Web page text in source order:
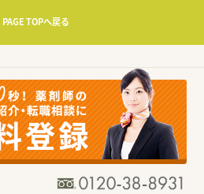
PAGE TOPへ戻る